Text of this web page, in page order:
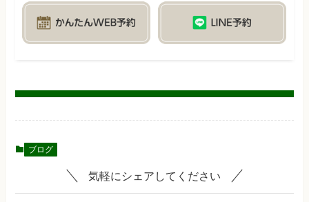
ブログ
気軽にシェアしてください